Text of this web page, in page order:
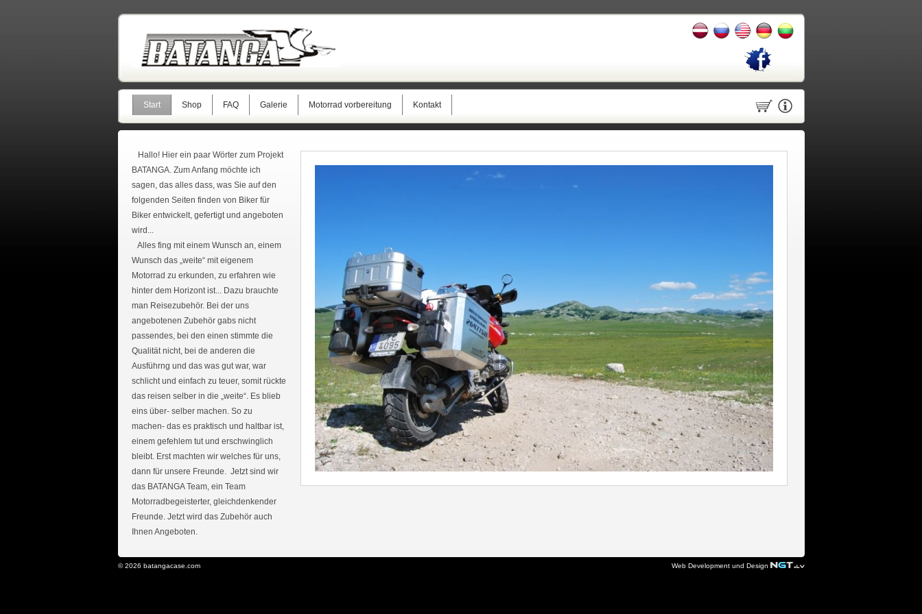
Start Shop FAQ Galerie Motorrad vorbereitung Kontakt
Hallo! Hier ein paar Wörter zum Projekt
BATANGA. Zum Anfang möchte ich
sagen, das alles dass, was Sie auf den
folgenden Seiten finden von Biker für
Biker entwickelt, gefertigt und angeboten
wird...
Alles fing mit einem Wunsch an, einem
Wunsch das „weite“ mit eigenem
Motorrad zu erkunden, zu erfahren wie
hinter dem Horizont ist... Dazu brauchte
man Reisezubehör. Bei der uns
angebotenen Zubehör gabs nicht
passendes, bei den einen stimmte die
Qualität nicht, bei de anderen die
Ausführng und das was gut war, war
schlicht und einfach zu teuer, somit rückte
das reisen selber in die „weite“. Es blieb
eins über- selber machen. So zu
machen- das es praktisch und haltbar ist,
einem gefehlem tut und erschwinglich
bleibt. Erst machten wir welches für uns,
dann für unsere Freunde. Jetzt sind wir
das BATANGA Team, ein Team
Motorradbegeisterter, gleichdenkender
Freunde. Jetzt wird das Zubehör auch
Ihnen Angeboten.
© 2026 batangacase.com Web Development und Design